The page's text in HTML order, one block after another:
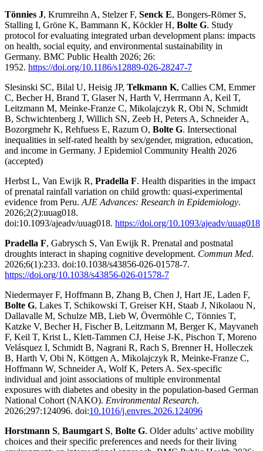
Tönnies J, Krumreihn A, Stelzer F, Senck E, Bongers-Römer S,
Stalling I, Gröne K, Bammann K, Köckler H, Bolte G. Study
protocol for evaluating integrated urban development plans: impacts
on health, social equity, and environmental sustainability in
Germany. BMC Public Health 2026; 26:
1952. https://doi.org/10.1186/s12889-026-28247-7
Slesinski SC, Bilal U, Heisig JP, Telkmann K, Callies CM, Emmer
C, Becher H, Brand T, Glaser N, Harth V, Herrmann A, Keil T,
Leitzmann M, Meinke-Franze C, Mikolajczyk R, Obi N, Schmidt
B, Schwichtenberg J, Willich SN, Zeeb H, Peters A, Schneider A,
Bozorgmehr K, Rehfuess E, Razum O, Bolte G. Intersectional
inequalities in self-rated health by sex/gender, migration, education,
and income in Germany. J Epidemiol Community Health 2026
(accepted)
Herbst L, Van Ewijk R, Pradella F. Health disparities in the impact
of prenatal rainfall variation on child growth: quasi-experimental
evidence from Peru. AJE Advances: Research in Epidemiology.
2026;2(2):uuag018.
doi:10.1093/ajeadv/uuag018. https://doi.org/10.1093/ajeadv/uuag018
Pradella F, Gabrysch S, Van Ewijk R. Prenatal and postnatal
droughts interact in shaping cognitive development. Commun Med.
2026;6(1):233. doi:10.1038/s43856-026-01578-7.
https://doi.org/10.1038/s43856-026-01578-7
Niedermayer F, Hoffmann B, Zhang B, Chen J, Hart JE, Laden F,
Bolte G, Lakes T, Schikowski T, Greiser KH, Staab J, Nikolaou N,
Dallavalle M, Schulze MB, Lieb W, Övermöhle C, Tönnies T,
Katzke V, Becher H, Fischer B, Leitzmann M, Berger K, Mayvaneh
F, Keil T, Krist L, Klett-Tammen CJ, Heise J-K, Pischon T, Moreno
Velásquez I, Schmidt B, Nagrani R, Rach S, Brenner H, Holleczek
B, Harth V, Obi N, Köttgen A, Mikolajczyk R, Meinke-Franze C,
Hoffmann W, Schneider A, Wolf K, Peters A. Sex-specific
individual and joint associations of multiple environmental
exposures with diabetes and obesity in the population-based German
National Cohort (NAKO). Environmental Research.
2026;297:124096. doi:10.1016/j.envres.2026.124096
Horstmann S, Baumgart S, Bolte G. Older adults’ active mobility
choices and their specific preferences and needs for their living